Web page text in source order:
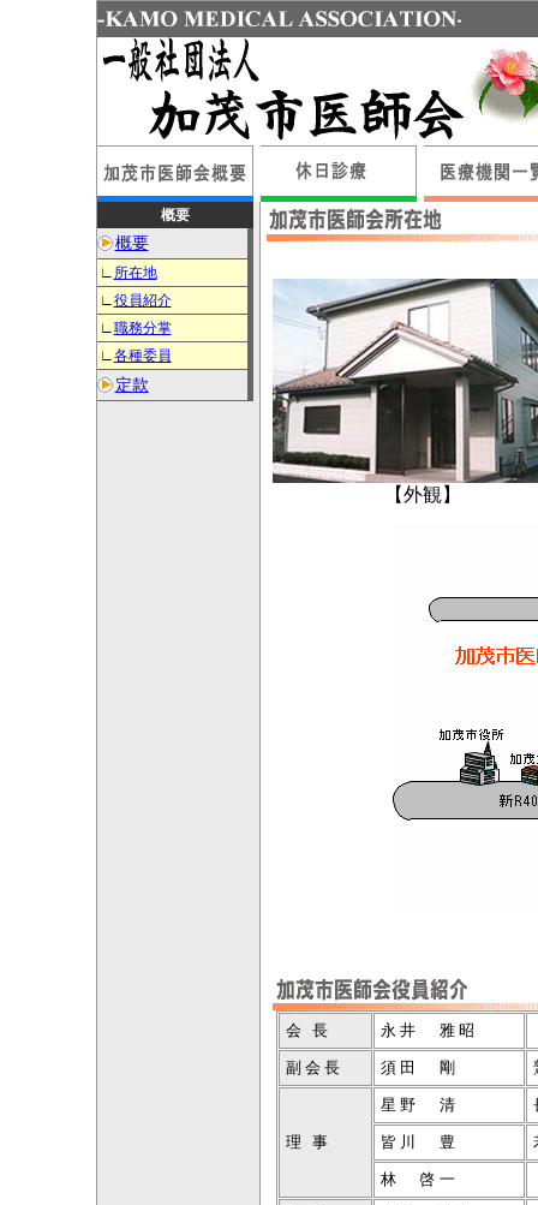
概要
概要
∟ 所在地
∟役員紹介
∟職務分掌
∟各種委員
定款
【外観】
会 長 永井 雅昭
副会長 須田 剛
理 事
星野 清
皆川 豊
林 啓一